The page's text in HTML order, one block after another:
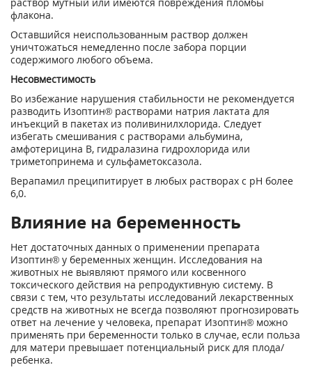
флакона.
Оставшийся неиспользованным раствор должен
уничтожаться немедленно после забора порции
содержимого любого объема.
Несовместимость
Во избежание нарушения стабильности не рекомендуется
разводить Изоптин® растворами натрия лактата для
инъекций в пакетах из поливинилхлорида. Следует
избегать смешивания с растворами альбумина,
амфотерицина В, гидралазина гидрохлорида или
триметопринема и сульфаметоксазола.
Верапамил преципитирует в любых растворах с pH более
6,0.
Влияние на беременность
Нет достаточных данных о применении препарата
Изоптин® у беременных женщин. Исследования на
животных не выявляют прямого или косвенного
токсического действия на репродуктивную систему. В
связи с тем, что результаты исследований лекарственных
средств на животных не всегда позволяют прогнозировать
ответ на лечение у человека, препарат Изоптин® можно
применять при беременности только в случае, если польза
для матери превышает потенциальный риск для плода/
ребенка.